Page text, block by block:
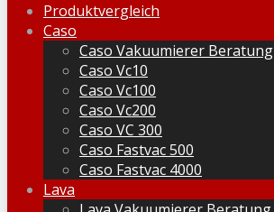
Produktvergleich
Caso
Caso Vakuumierer Beratung
Caso Vc10
Caso Vc100
Caso Vc200
Caso VC 300
Caso Fastvac 500
Caso Fastvac 4000
Lava